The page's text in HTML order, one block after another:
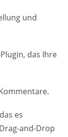
und
das Ihre
es
and-Drop